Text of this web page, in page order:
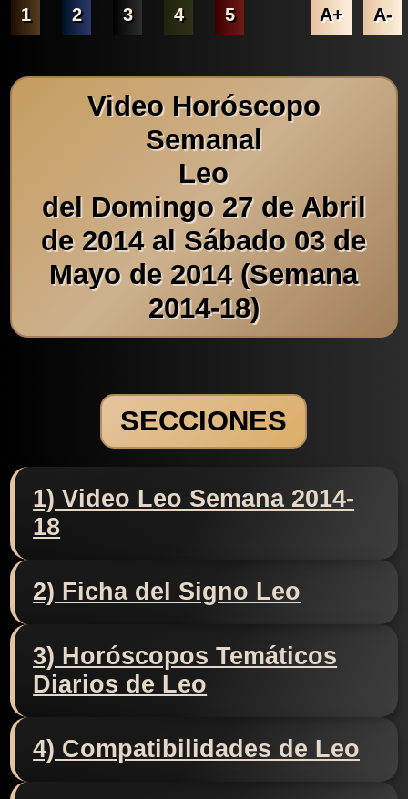
1 2 3 4 5 A+ A-
Video Horóscopo
Semanal
Leo
del Domingo 27 de Abril
de 2014 al Sábado 03 de
Mayo de 2014 (Semana
2014-18)
SECCIONES
1) Video Leo Semana 2014-
18
2) Ficha del Signo Leo
3) Horóscopos Temáticos
Diarios de Leo
4) Compatibilidades de Leo